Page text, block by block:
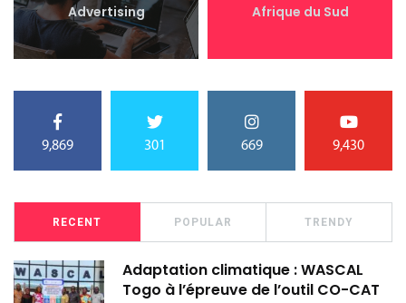
Advertising Afrique du Sud
9,869 301 669 9,430
RECENT POPULAR TRENDY
Adaptation climatique : WASCAL
Togo à l’épreuve de l’outil CO-CAT